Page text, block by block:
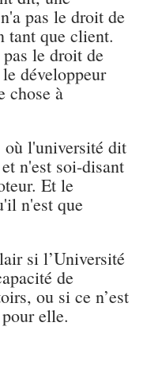
pas le droit de
tant que client.
le droit de
développeur
chose à
l'université dit
n'est soi-disant
Et le
n'est que
si l’Université
de
ou si ce n’est
elle.